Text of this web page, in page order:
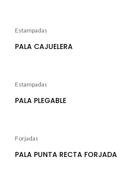
Estampadas
PALA CAJUELERA
Estampadas
PALA PLEGABLE
Forjadas
PALA PUNTA RECTA FORJADA